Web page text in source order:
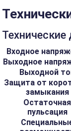
Входное
Выходное
Выходной
Защита от
замыкания
Остаточная
пульсация